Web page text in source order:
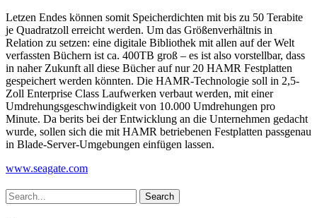
Letzen Endes können somit Speicherdichten mit bis zu 50 Terabite
je Quadratzoll erreicht werden. Um das Größenverhältnis in
Relation zu setzen: eine digitale Bibliothek mit allen auf der Welt
verfassten Büchern ist ca. 400TB groß – es ist also vorstellbar, dass
in naher Zukunft all diese Bücher auf nur 20 HAMR Festplatten
gespeichert werden könnten. Die HAMR-Technologie soll in 2,5-
Zoll Enterprise Class Laufwerken verbaut werden, mit einer
Umdrehungsgeschwindigkeit von 10.000 Umdrehungen pro
Minute. Da berits bei der Entwicklung an die Unternehmen gedacht
wurde, sollen sich die mit HAMR betriebenen Festplatten passgenau
in Blade-Server-Umgebungen einfügen lassen.
www.seagate.com
Search